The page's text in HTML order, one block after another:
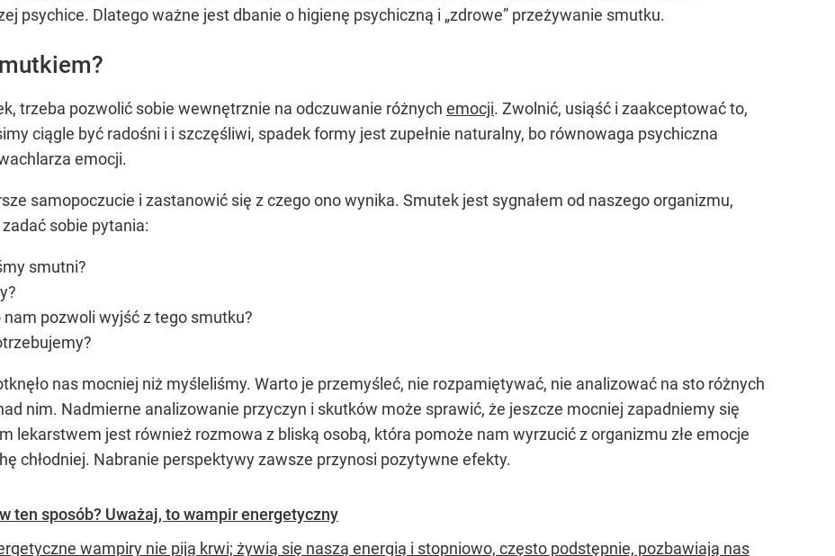
psychice. Dlatego ważne jest dbanie o higienę psychiczną i „zdrowe” przeżywanie smutku.
trzeba pozwolić sobie wewnętrznie na odczuwanie różnych emocji. Zwolnić, usiąść i zaakceptować to,
ciągle być radośni i i szczęśliwi, spadek formy jest zupełnie naturalny, bo równowaga psychiczna
emocji.
samopoczucie i zastanowić się z czego ono wynika. Smutek jest sygnałem od naszego organizmu,
sobie pytania:
smutni?
pozwoli wyjść z tego smutku?
nas mocniej niż myśleliśmy. Warto je przemyśleć, nie rozpamiętywać, nie analizować na sto różnych
nim. Nadmierne analizowanie przyczyn i skutków może sprawić, że jeszcze mocniej zapadniemy się
lekarstwem jest również rozmowa z bliską osobą, która pomoże nam wyrzucić z organizmu złe emocje
chłodniej. Nabranie perspektywy zawsze przynosi pozytywne efekty.
ten sposób? Uważaj, to wampir energetyczny
wampiry nie piją krwi; żywią się naszą energią i stopniowo, często podstępnie, pozbawiają nas